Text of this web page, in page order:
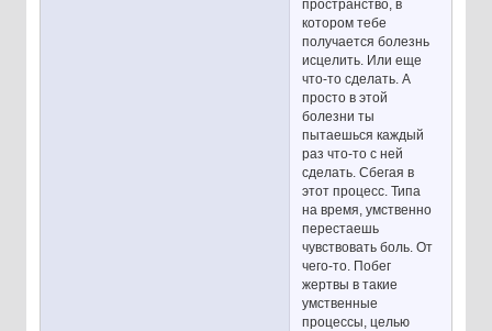
пространство, в
котором тебе
получается болезнь
исцелить. Или еще
что-то сделать. А
просто в этой
болезни ты
пытаешься каждый
раз что-то с ней
сделать. Сбегая в
этот процесс. Типа
на время, умственно
перестаешь
чувствовать боль. От
чего-то. Побег
жертвы в такие
умственные
процессы, целью